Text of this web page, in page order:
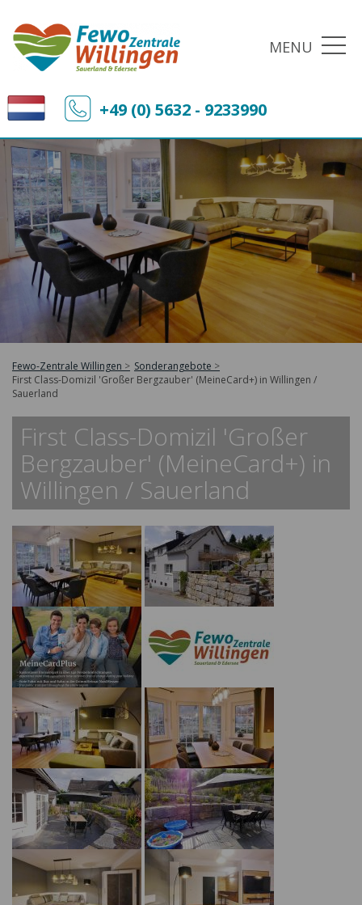
MENU
+49 (0) 5632 - 9233990
Fewo-Zentrale Willingen
Sonderangebote
First Class-Domizil 'Großer Bergzauber' (MeineCard+) in Willingen /
Sauerland
First Class-Domizil 'Großer
Bergzauber' (MeineCard+) in
Willingen / Sauerland